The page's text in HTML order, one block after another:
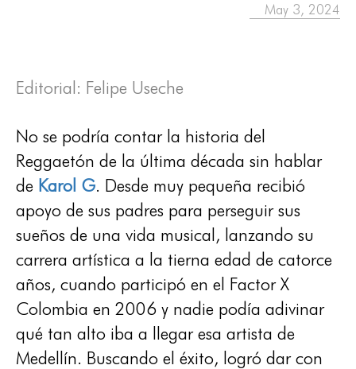
May 3, 2024
Editorial: Felipe Useche
No se podría contar la historia del
Reggaetón de la última década sin hablar
de Karol G. Desde muy pequeña recibió
apoyo de sus padres para perseguir sus
sueños de una vida musical, lanzando su
carrera artística a la tierna edad de catorce
años, cuando participó en el Factor X
Colombia en 2006 y nadie podía adivinar
qué tan alto iba a llegar esa artista de
Medellín. Buscando el éxito, logró dar con